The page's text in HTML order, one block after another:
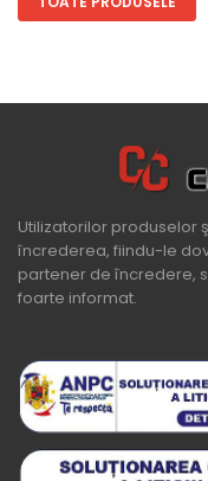
Utilizatorilor produselor
încrederea, fiindu-le
partener de încredere,
foarte informat.